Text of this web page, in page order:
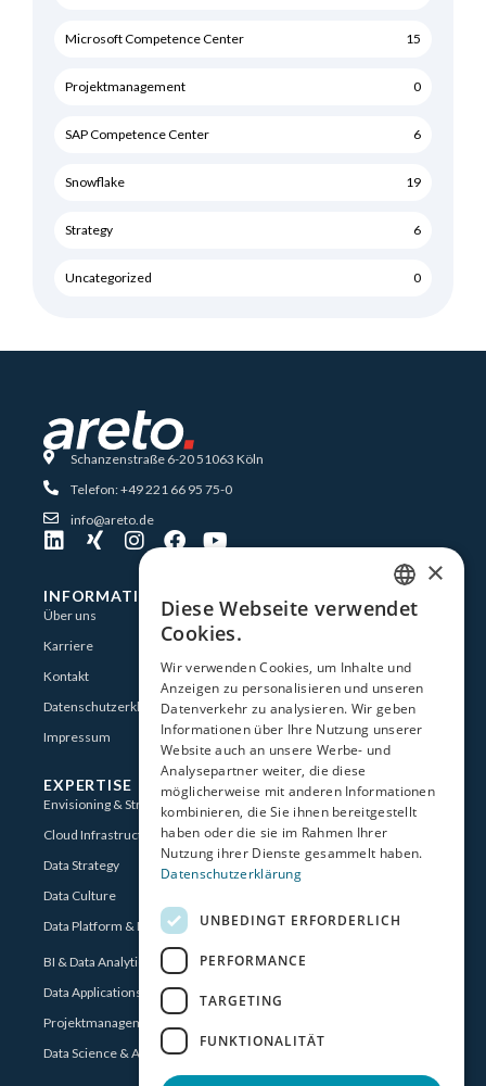
Microsoft Competence Center 15
Projektmanagement 0
SAP Competence Center 6
Snowflake 19
Strategy 6
Uncategorized 0
Schanzenstraße 6-20 51063 Köln
Telefon: +49 221 66 95 75-0
info@areto.de
INFORMATIONEN
Über uns
Karriere
Kontakt
Datenschutzerklärung
Impressum
EXPERTISE
Envisioning & Strategy
Cloud Infrastructure for Data
Data Strategy
Data Culture
Data Platform & Data Transformation
BI & Data Analytics
Data Applications
Projektmanagement
Data Science & AI
GERMAN
×
Diese Webseite verwendet
Cookies.
Wir verwenden Cookies, um Inhalte und
Anzeigen zu personalisieren und unseren
Datenverkehr zu analysieren. Wir geben
Informationen über Ihre Nutzung unserer
Website auch an unsere Werbe- und
Analysepartner weiter, die diese
möglicherweise mit anderen Informationen
kombinieren, die Sie ihnen bereitgestellt
haben oder die sie im Rahmen Ihrer
Nutzung ihrer Dienste gesammelt haben.
Datenschutzerklärung
UNBEDINGT ERFORDERLICH
PERFORMANCE
TARGETING
FUNKTIONALITÄT